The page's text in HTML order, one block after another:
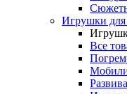
Игрушки для
Все